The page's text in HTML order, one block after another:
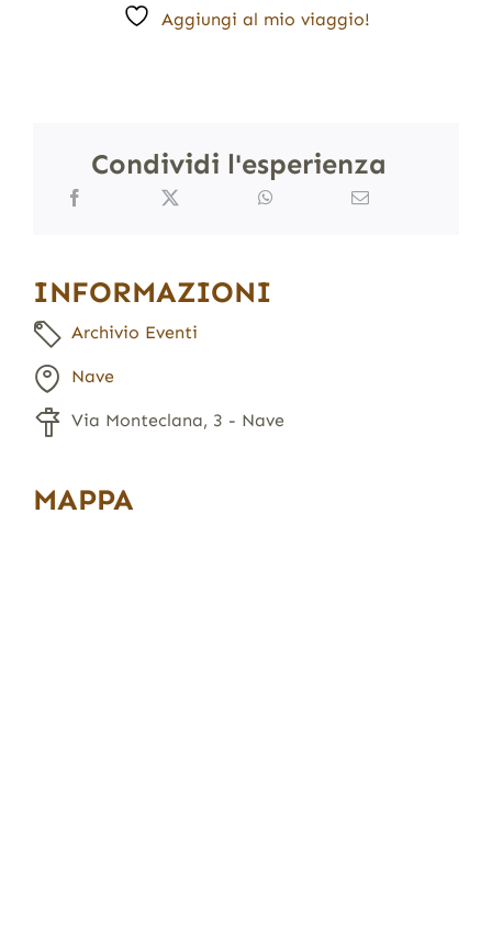
Aggiungi al mio viaggio!
Condividi l'esperienza
INFORMAZIONI
Archivio Eventi
Nave
Via Monteclana, 3 - Nave
MAPPA